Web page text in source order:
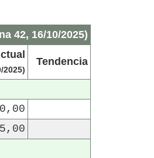
42, 16/10/2025)
2025)
Tendencia